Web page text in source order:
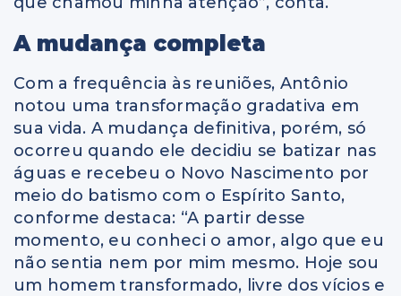
A mudança completa
Com a frequência às reuniões, Antônio
notou uma transformação gradativa em
sua vida. A mudança definitiva, porém, só
ocorreu quando ele decidiu se batizar nas
águas e recebeu o Novo Nascimento por
meio do batismo com o Espírito Santo,
conforme destaca: “A partir desse
momento, eu conheci o amor, algo que eu
não sentia nem por mim mesmo. Hoje sou
um homem transformado, livre dos vícios e